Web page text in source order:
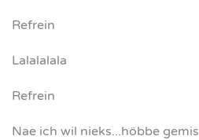
Refrein
Lalalalala
Refrein
Nae ich wil nieks...höbbe gemis